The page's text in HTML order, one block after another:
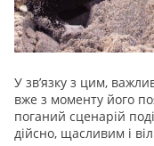
У зв’язку з цим,
вже з моменту його
поганий сценарій
дійсно, щасливим і